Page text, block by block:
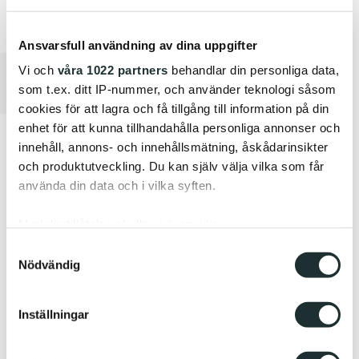
Ansvarsfull användning av dina uppgifter
Vi och våra 1022 partners behandlar din personliga data,
som t.ex. ditt IP-nummer, och använder teknologi såsom
cookies för att lagra och få tillgång till information på din
enhet för att kunna tillhandahålla personliga annonser och
innehåll, annons- och innehållsmätning, åskådarinsikter
och produktutveckling. Du kan själv välja vilka som får
använda din data och i vilka syften.
som kan ha en noggrannhet på upp till flera meter
Ta reda på mer om hur dina personliga uppgifter
Nödvändig
Inställningar
Lamp Shade Bottle/Fuse/Pensile
361 EUR